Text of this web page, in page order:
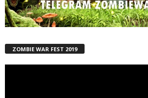
ZOMBIE WAR FEST 2019